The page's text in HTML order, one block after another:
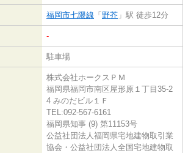
福岡市七隈線 「 野芥 」駅 徒歩12分
-
駐車場
株式会社ホークスＰＭ
福岡県福岡市南区屋形原１丁目35-2
4 みのだビル１Ｆ
TEL:092-567-6161
福岡県知事 (9) 第11153号
公益社団法人福岡県宅地建物取引業
協会・公益社団法人全国宅地建物取